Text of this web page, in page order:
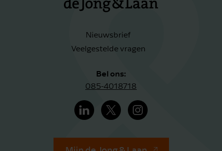
Nieuwsbrief
Veelgestelde vragen
Bel ons:
085-4018718